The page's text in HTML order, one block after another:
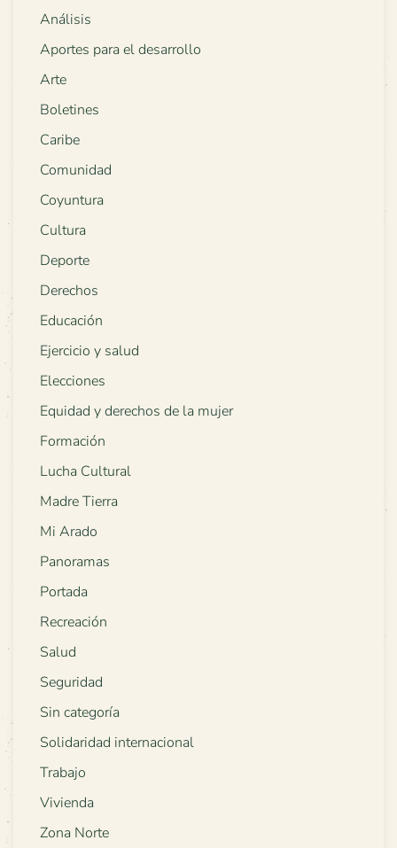
Análisis
Aportes para el desarrollo
Arte
Boletines
Caribe
Comunidad
Coyuntura
Cultura
Deporte
Derechos
Educación
Ejercicio y salud
Elecciones
Equidad y derechos de la mujer
Formación
Lucha Cultural
Madre Tierra
Mi Arado
Panoramas
Portada
Recreación
Salud
Seguridad
Sin categoría
Solidaridad internacional
Trabajo
Vivienda
Zona Norte